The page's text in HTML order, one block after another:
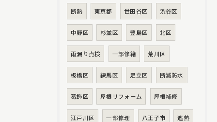
断熱 東京都 世田谷区 渋谷区
中野区 杉並区 豊島区 北区
雨漏り点検 一部修繕 荒川区
板橋区 練馬区 足立区 断滅防水
葛飾区 屋根リフォーム 屋根補修
江戸川区 一部修理 八王子市 遮熱